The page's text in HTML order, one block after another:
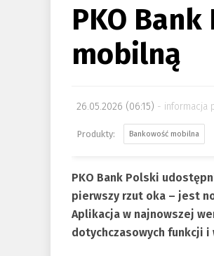
PKO
mobilną
26.05.2026 (06:15) informacja
Bankowość mobilna
PKO Bank Polski
pierwszy rzut oka – jest
Aplikacja w najnowszej
dotychczasowych funkcji